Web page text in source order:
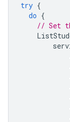
try {
do {
// Set